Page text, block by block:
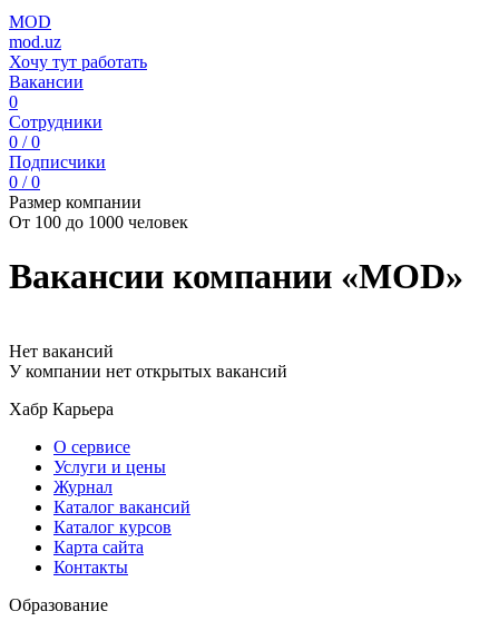
MOD
mod.uz
Хочу тут работать
Вакансии
0
Сотрудники
0 / 0
Подписчики
0 / 0
Размер компании
От 100 до 1000 человек
Вакансии компании «MOD»
Нет вакансий
У компании нет открытых вакансий
Хабр Карьера
О сервисе
Услуги и цены
Журнал
Каталог вакансий
Каталог курсов
Карта сайта
Контакты
Образование